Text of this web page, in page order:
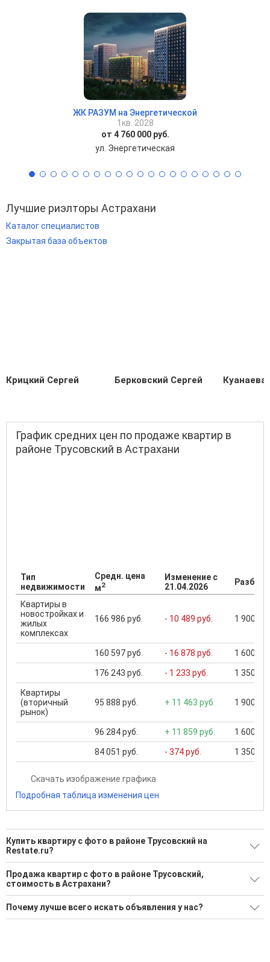
ЖК РАЗУМ на Энергетической
1кв. 2028
от 4 760 000 руб.
ул. Энергетическая
Лучшие риэлторы Астрахани
Каталог специалистов
Закрытая база объектов
Крицкий Сергей Берковский Сергей
График средних цен по продаже квартир в
районе Трусовский в Астрахани
Тип
недвижимости
Средн. цена
м2
Изменение с
21.04.2026
Квартиры в
новостройках и
жилых
комплексах
166 986 руб. - 10 489 руб. 1 900
160 597 руб. - 16 878 руб. 1 600
176 243 руб. - 1 233 руб. 1 350
Квартиры
(вторичный
рынок)
95 888 руб. + 11 463 руб. 1 900
96 284 руб. + 11 859 руб. 1 600
84 051 руб. - 374 руб. 1 350
Скачать изображение графика
Подробная таблица изменения цен
Купить квартиру с фото в районе Трусовский на
Restate.ru?
Поможем Купить квартиру с фото в районе Трусовский?
151 актуальное и проверенное объявление
Воспользуйтесь нашим поиском по новостройкам, для
подбора подходящего вам варианта
Продажа квартир с фото в районе Трусовский,
стоимость в Астрахани?
Минимальная цена: 900 000 Р. Максимальная цена: 7 300
000 Р; Средняя: 3 055 722 Р
Почему лучше всего искать объявления у нас?